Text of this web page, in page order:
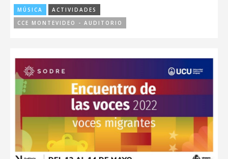
MÚSICA
ACTIVIDADES
CCE MONTEVIDEO - AUDITORIO